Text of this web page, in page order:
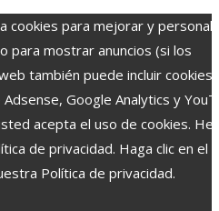
cookies para mejorar y
para mostrar anuncios (si los
también puede incluir cookies
Google Analytics y
acepta el uso de cookies.
de privacidad. Haga clic en el
Política de privacidad.